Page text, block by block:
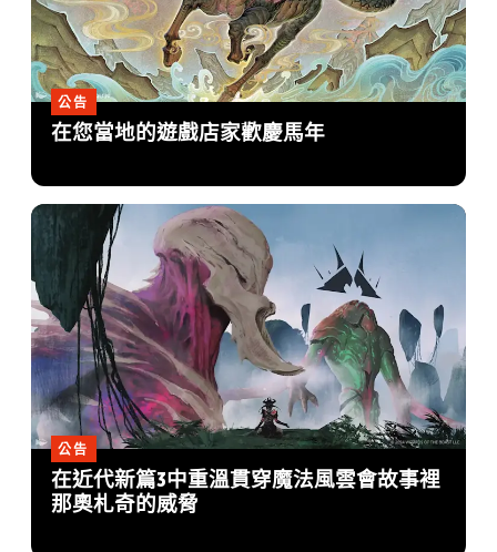
公告
在您當地的遊戲店家歡慶馬年
公告
在近代新篇3中重溫貫穿魔法風雲會故事裡
那奧札奇的威脅